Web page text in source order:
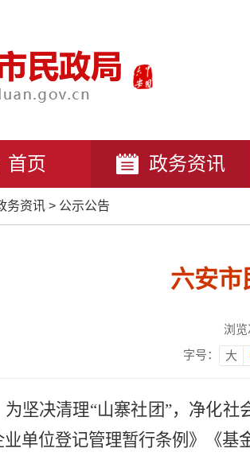
首页 政务资讯
务资讯 > 公示公告
六安市
浏览
字号：
大
为坚决清理“山寨社团”，净化
业单位登记管理暂行条例》《基